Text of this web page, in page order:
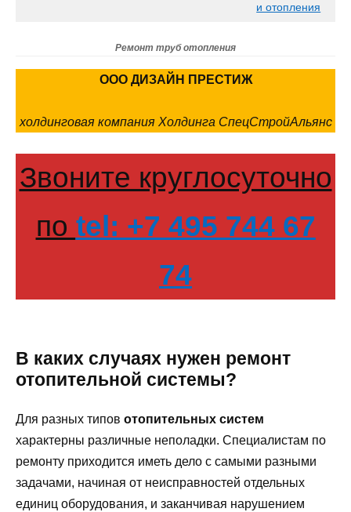
и отопления
Ремонт труб отопления
ООО ДИЗАЙН ПРЕСТИЖ
холдинговая компания Холдинга СпецСтройАльянс
Звоните круглосуточно
по tel: +7 495 744 67
74
В каких случаях нужен ремонт
отопительной системы?
Для разных типов отопительных систем
характерны различные неполадки. Специалистам по
ремонту приходится иметь дело с самыми разными
задачами, начиная от неисправностей отдельных
единиц оборудования, и заканчивая нарушением